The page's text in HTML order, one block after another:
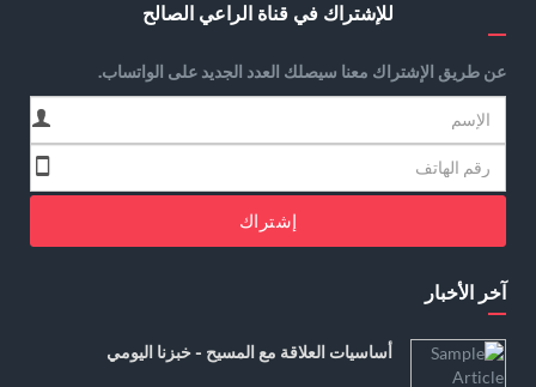
للإشتراك في قناة الراعي الصالح
عن طريق الإشتراك معنا سيصلك العدد الجديد على الواتساب.
إشتراك
آخر الأخبار
أساسيات العلاقة مع المسيح - خبزنا اليومي